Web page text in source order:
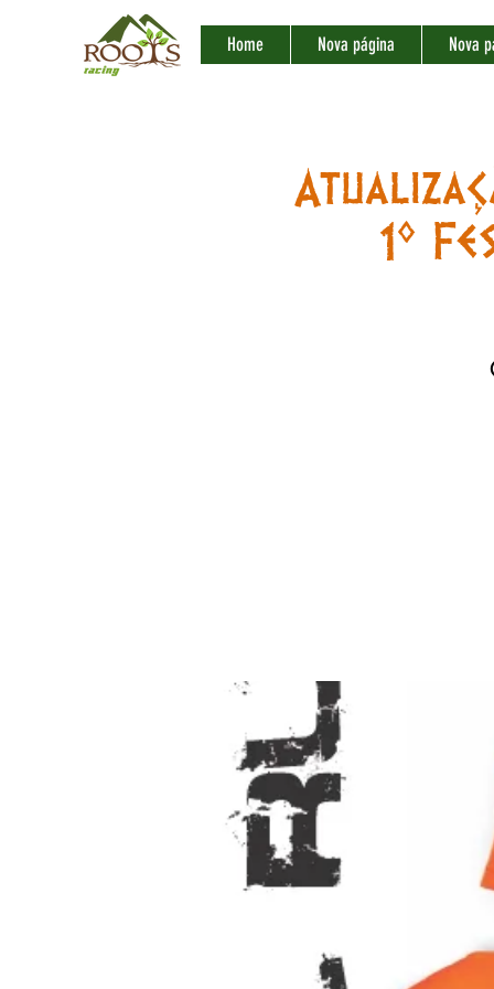
Home Nova página Nova
1º